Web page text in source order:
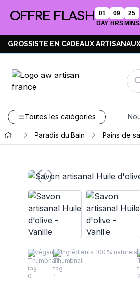
OFFRE FLASH
01
DAY
09
HRS
25
MINS
GROSSISTE EN CADEAUX
Toutes les catégories
Paradis du Bain Pains de
végan Ingrédients 100 % naturels